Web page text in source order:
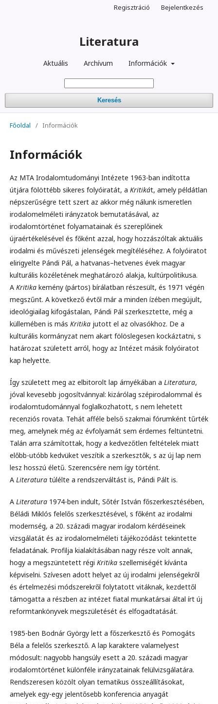
Literatura
Aktuális Archívum Információk
Keresés
Regisztráció Bejelentkezés
Főoldal / Információk
Információk
Az MTA Irodalomtudományi Intézete 1963-ban indította
útjára fölöttébb sikeres folyóiratát, a Kritikát, amely példátlan
népszerűségre tett szert az akkor még nálunk ismeretlen
irodalomelméleti irányzatok bemutatásával, az
irodalomtörténet folyamatainak és szereplőinek
újraértékelésével és főként azzal, hogy hozzászóltak aktuális
irodalmi és művészeti jelenségek megítéléséhez. A folyóiratot
elirigyelte Pándi Pál, a hatvanas–hetvenes évek magyar
kulturális közéletének meghatározó alakja, kultúrpolitikusa.
A Kritika kemény (pártos) bírálatban részesült, és 1971 végén
megszűnt. A következő évtől már a minden ízében megújult,
ideológiailag kifogástalan, Pándi Pál szerkesztette, még a
küllemében is más Kritika jutott el az olvasókhoz. De a
kulturális kormányzat nem akart fölöslegesen kockáztatni, s
határozat született arról, hogy az Intézet másik folyóiratot
kap helyette.
Így született meg az elbitorolt lap árnyékában a Literatura,
jóval kevesebb jogosítvánnyal: kizárólag szépirodalommal és
irodalomtudománnyal foglalkozhatott, s nem lehetett
recenziós rovata. Tehát afféle belső szakmai fórumként tűrték
meg, amelynek még az évfolyamát sem érdemes feltüntetni.
Talán arra számítottak, hogy a kedvezőtlen feltételek miatt
előbb-utóbb kedvüket veszítik a szerkesztők, s az új lap nem
lesz hosszú életű. Szerencsére nem így történt.
A Literatura túlélte a rendszerváltást is, Pándi Pált is.
A Literatura 1974-ben indult, Sőtér István főszerkesztésében,
Béládi Miklós felelős szerkesztésével, s főként az irodalmi
modernség, a 20. századi magyar irodalom kérdéseinek
vizsgálatát és az irodalomelméleti tájékozódást tekintette
feladatának. Profilja kialakításában nagy része volt annak,
hogy a megszüntetett régi Kritika szellemiségét kívánta
képviselni. Szívesen adott helyet az új irodalmi jelenségekről
és értelmezési módszerekről folytatott vitáknak, kezdettől
támogatta a részben az intézet fiatal munkatársai által írt új
reformtankönyvek megszületését és elfogadtatását.
1985-ben Bodnár György lett a főszerkesztő és Pomogáts
Béla a felelős szerkesztő. A lap karaktere valamelyest
módosult: nagyobb hangsúly esett a 20. századi magyar
irodalomtörténet különféle irányzatainak felülvizsgálatára.
Rendszeresen közölt olyan tematikus összeállításokat,
amelyek egy-egy jelentősebb konferencia anyagát